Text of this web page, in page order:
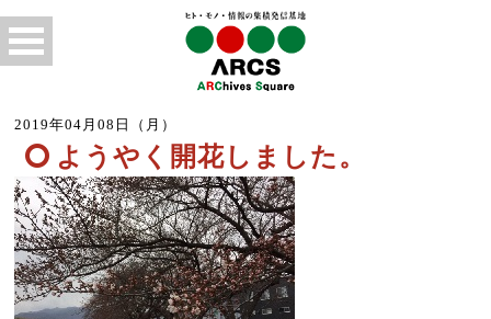
2019年04月08日（月）
ようやく開花しました。